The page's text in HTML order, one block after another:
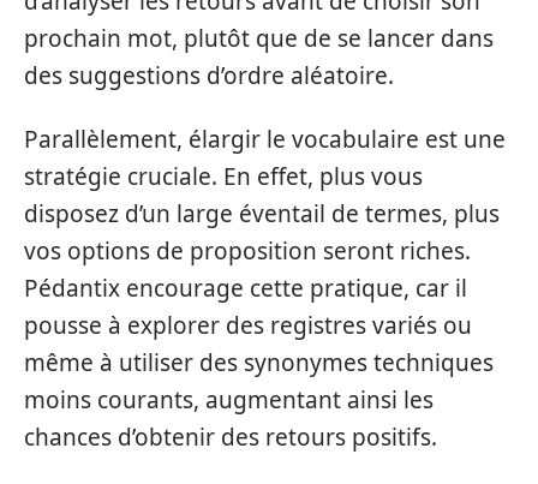
prochain mot, plutôt que de se lancer dans
des suggestions d’ordre aléatoire.
Parallèlement, élargir le vocabulaire est une
stratégie cruciale. En effet, plus vous
disposez d’un large éventail de termes, plus
vos options de proposition seront riches.
Pédantix encourage cette pratique, car il
pousse à explorer des registres variés ou
même à utiliser des synonymes techniques
moins courants, augmentant ainsi les
chances d’obtenir des retours positifs.